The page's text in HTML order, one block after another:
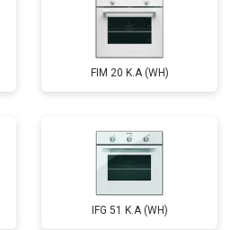
FIM 20 K.A (WH)
IFG 51 K.A (WH)